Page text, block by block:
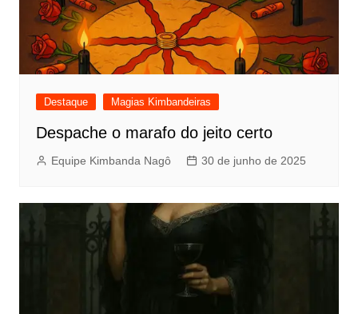
Destaque Magias Kimbandeiras
Despache o marafo do jeito certo
Equipe Kimbanda Nagô 30 de junho de 2025